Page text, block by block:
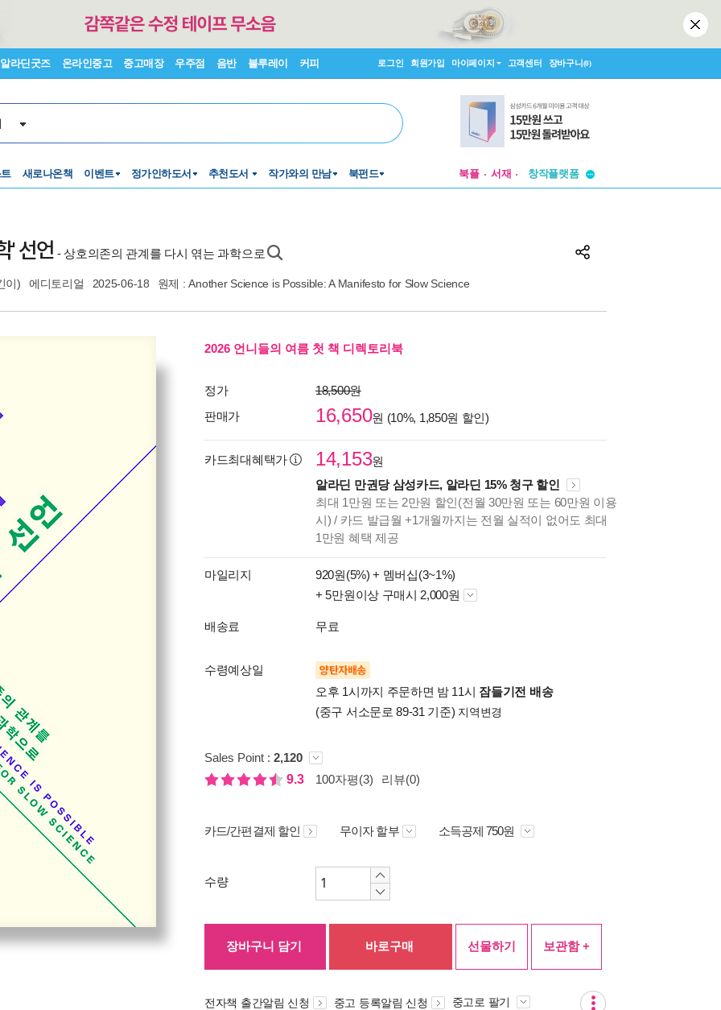
알라딘굿즈 온라인중고 중고매장 우주점 음반 블루레이 커피 로그인 회원가입 마이페이지 고객센터 장바구니(0)
새로나온책 이벤트 정가인하도서 추천도서 작가와의 만남 북펀드 북플 서재
창작플랫폼
' 선언 - 상호의존의 관계를 다시 엮는 과학으로
이) 에디토리얼 2025-06-18 원제 : Another Science is Possible: A Manifesto for Slow Science
2026 언니들의 여름 첫 책 디렉토리북
정가
18,500원
판매가
16,650원 (10%, 1,850원 할인)
카드최대혜택가 14,153원
알라딘 만권당 삼성카드, 알라딘 15% 청구 할인
최대 1만원 또는 2만원 할인(전월 30만원 또는 60만원 이용
시) / 카드 발급월 +1개월까지는 전월 실적이 없어도 최대
1만원 혜택 제공
마일리지 920원(5%) + 멤버십(3~1%)
+ 5만원이상 구매시 2,000원
배송료 무료
수령예상일 양탄자배송
오후 1시까지 주문하면 밤 11시 잠들기전 배송
(중구 서소문로 89-31 기준) 지역변경
Sales Point : 2,120
9.3
100자평(3) 리뷰(0)
카드/간편결제 할인 무이자 할부 소득공제 750원
수량
장바구니 담기 바로구매 선물하기 보관함 +
전자책 출간알림 신청 중고 등록알림 신청 중고로 팔기